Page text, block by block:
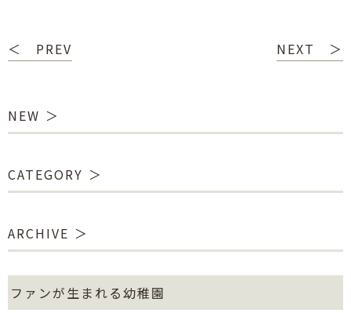
＜ PREV NEXT ＞
NEW
CATEGORY
ARCHIVE
ファンが生まれる幼稚園